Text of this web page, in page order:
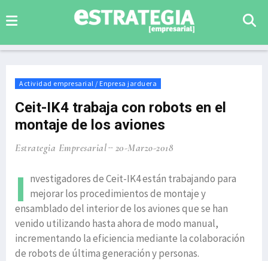
Actividad empresarial / Enpresa jarduera
Ceit-IK4 trabaja con robots en el
montaje de los aviones
Estrategia Empresarial 20-Marzo-2018
I nvestigadores de Ceit-IK4 están trabajando para
mejorar los procedimientos de montaje y
ensamblado del interior de los aviones que se han
venido utilizando hasta ahora de modo manual,
incrementando la eficiencia mediante la colaboración
de robots de última generación y personas.